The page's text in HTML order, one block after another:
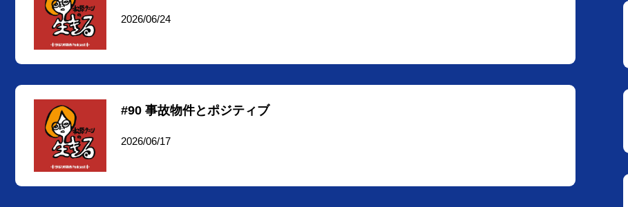
2026/06/24
#90 事故物件とポジティブ
2026/06/17